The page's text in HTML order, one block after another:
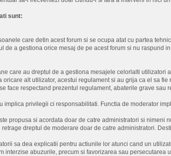
sunt:
care detin acest forum si se ocupa atat cu partea
de a gestiona orice mesaj de pe acest forum si nu raspund
care au dreptul de a gestiona mesajele celorlalti utilizatori
oricare alt utilizator, acestui regulament si au grija ca el sa fie
face respectand prezentul regulament, abaterile grave
implica privilegii ci responsabilitati. Functia de moderator
propusa si acordata doar de catre administratori si nimeni
dreptul de moderare doar de catre administratori.
sa dea explicatii pentru actiunile lor atunci cand un
interzise abuzurile, precum si favorizarea sau